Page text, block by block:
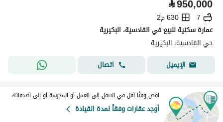
⃁950,000
7
630 م2
عمارة سكنية للبيع في القادسية، البكيرية
حي القادسية، البكيرية
الإيميل
اتصال
اقض وقتًا أقل في التنقل إلى العمل أو المدرسة أو إلى أصدقائك
أوجد عقارات وفقاً لمدة القيادة